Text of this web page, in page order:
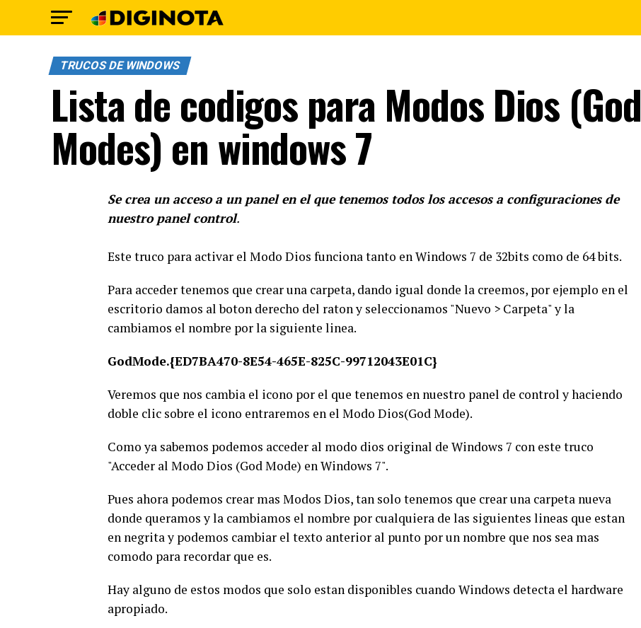
TRUCOS DE WINDOWS
Lista de codigos para Modos Dios (God
Modes) en windows 7
Se crea un acceso a un panel en el que tenemos todos los accesos a configuraciones de
nuestro panel control.
Este truco para activar el Modo Dios funciona tanto en Windows 7 de 32bits como de 64 bits.
Para acceder tenemos que crear una carpeta, dando igual donde la creemos, por ejemplo en el
escritorio damos al boton derecho del raton y seleccionamos "Nuevo > Carpeta" y la
cambiamos el nombre por la siguiente linea.
GodMode.{ED7BA470-8E54-465E-825C-99712043E01C}
Veremos que nos cambia el icono por el que tenemos en nuestro panel de control y haciendo
doble clic sobre el icono entraremos en el Modo Dios(God Mode).
Como ya sabemos podemos acceder al modo dios original de Windows 7 con este truco
"Acceder al Modo Dios (God Mode) en Windows 7".
Pues ahora podemos crear mas Modos Dios, tan solo tenemos que crear una carpeta nueva
donde queramos y la cambiamos el nombre por cualquiera de las siguientes lineas que estan
en negrita y podemos cambiar el texto anterior al punto por un nombre que nos sea mas
comodo para recordar que es.
Hay alguno de estos modos que solo estan disponibles cuando Windows detecta el hardware
apropiado.